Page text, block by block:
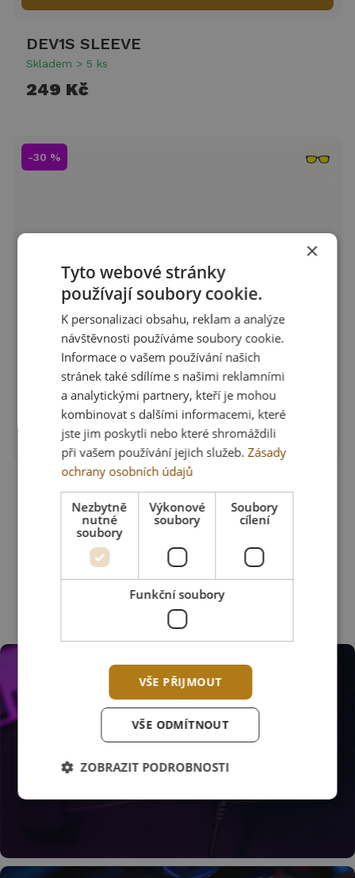
DEV1S SLEEVE
Skladem > 5 ks
249 Kč
-30 %
Zobrazit detailarrow_forward
DEV1S WALLHACK BLACK
Skladem > 5 ks
1 015 Kč1 450 Kč
×
Tyto webové stránky
používají soubory cookie.
K personalizaci obsahu, reklam a analýze
návštěvnosti používáme soubory cookie.
Informace o vašem používání našich
stránek také sdílíme s našimi reklamními
a analytickými partnery, kteří je mohou
kombinovat s dalšími informacemi, které
jste jim poskytli nebo které shromáždili
při vašem používání jejich služeb.Zásady
ochrany osobních údajů
Nezbytně
nutné
soubory
Výkonové
soubory
Soubory
cílení
Funkční soubory
VŠE PŘIJMOUT
VŠE ODMÍTNOUT
ZOBRAZIT PODROBNOSTI